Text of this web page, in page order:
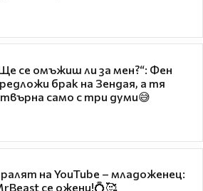
се омъжиш ли за мен?“: Фен
брак на Зендая, а тя
само с три думи😅
на YouTube – младоженец:
се ожени!💍🥰